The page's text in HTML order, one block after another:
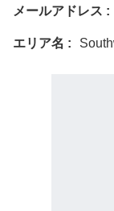
メールアドレス
エリア名